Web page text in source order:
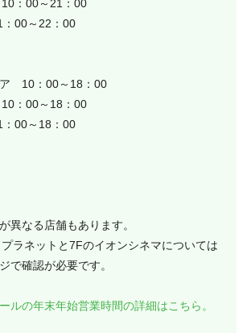
：00～21：00
：00～22：00
　10：00～18：00
：00～18：00
：00～18：00
異なる店舗もあります。
ラネットと7Fのイオンシネマについては
で確認が必要です。
ルの年末年始営業時間の詳細はこちら。